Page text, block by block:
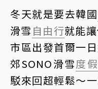
冬天就是要去韓國
滑雪 自由行就能
市區出發首爾一
郊SONO滑雪度
駁來回超輕鬆～